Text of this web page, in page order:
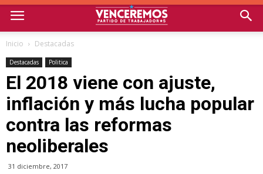
Inicio Destacadas
Destacadas Politica
El 2018 viene con ajuste,
inflación y más lucha popular
contra las reformas
neoliberales
31 diciembre, 2017